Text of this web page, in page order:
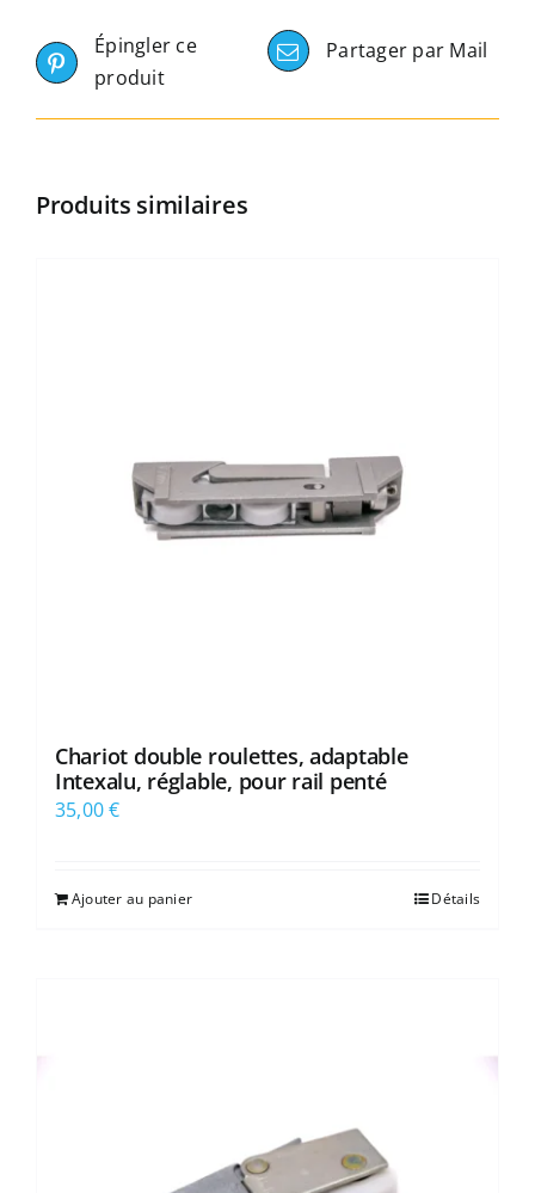
Épingler ce
produit
Partager par Mail
Produits similaires
Chariot double roulettes, adaptable
Intexalu, réglable, pour rail penté
35,00€
Ajouter au panier Détails